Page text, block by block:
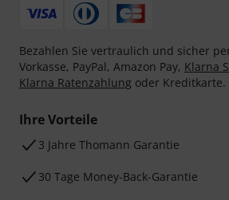
Bezahlen Sie vertraulich und sicher
Vorkasse, PayPal, Amazon Pay, Klarna
Klarna Ratenzahlung oder Kreditkarte.
Ihre Vorteile
3 Jahre Thomann Garantie
30 Tage Money-Back-Garantie